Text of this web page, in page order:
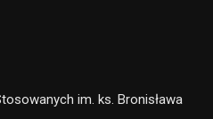
im. ks. Bronisława